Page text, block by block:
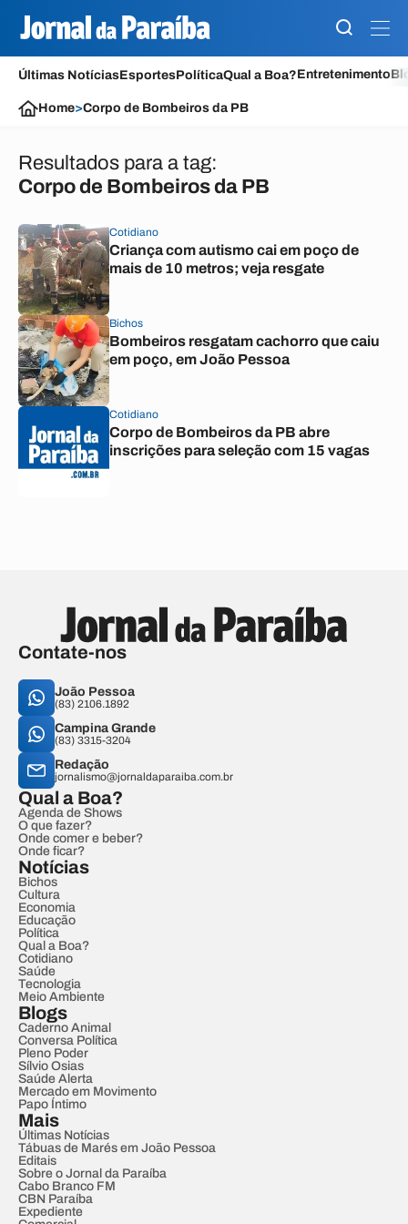
Últimas NotíciasEsportesPolíticaQual a Boa?Entretenimento
Home>Corpo de Bombeiros da PB
Resultados para a tag:
Corpo de Bombeiros da PB
Cotidiano
Criança com autismo cai em poço de
mais de 10 metros; veja resgate
Bichos
Bombeiros resgatam cachorro que caiu
em poço, em João Pessoa
Cotidiano
Corpo de Bombeiros da PB abre
inscrições para seleção com 15 vagas
Contate-nos
João Pessoa
(83) 2106.1892
Campina Grande
(83) 3315-3204
Redação
jornalismo@jornaldaparaiba.com.br
Qual a Boa?
Agenda de Shows
O que fazer?
Onde comer e beber?
Onde ficar?
Notícias
Bichos
Cultura
Economia
Educação
Política
Qual a Boa?
Cotidiano
Saúde
Tecnologia
Meio Ambiente
Blogs
Caderno Animal
Conversa Política
Pleno Poder
Sílvio Osias
Saúde Alerta
Mercado em Movimento
Papo Íntimo
Mais
Últimas Notícias
Tábuas de Marés em João Pessoa
Editais
Sobre o Jornal da Paraíba
Cabo Branco FM
CBN Paraíba
Expediente